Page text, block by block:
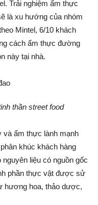
Trải nghiệm ẩm thực
là xu hướng của nhóm
Mintel, 6/10 khách
cách ẩm thực đường
này tại nhà.
thần street food
và ẩm thực lành mạnh
khúc khách hàng
liệu có nguồn gốc
phần thực vật được sử
hương hoa, thảo dược,